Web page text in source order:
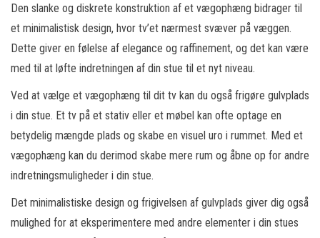
Den slanke og diskrete konstruktion af et vægophæng bidrager til
et minimalistisk design, hvor tv’et nærmest svæver på væggen.
Dette giver en følelse af elegance og raffinement, og det kan være
med til at løfte indretningen af din stue til et nyt niveau.
Ved at vælge et vægophæng til dit tv kan du også frigøre gulvplads
i din stue. Et tv på et stativ eller et møbel kan ofte optage en
betydelig mængde plads og skabe en visuel uro i rummet. Med et
vægophæng kan du derimod skabe mere rum og åbne op for andre
indretningsmuligheder i din stue.
Det minimalistiske design og frigivelsen af gulvplads giver dig også
mulighed for at eksperimentere med andre elementer i din stues